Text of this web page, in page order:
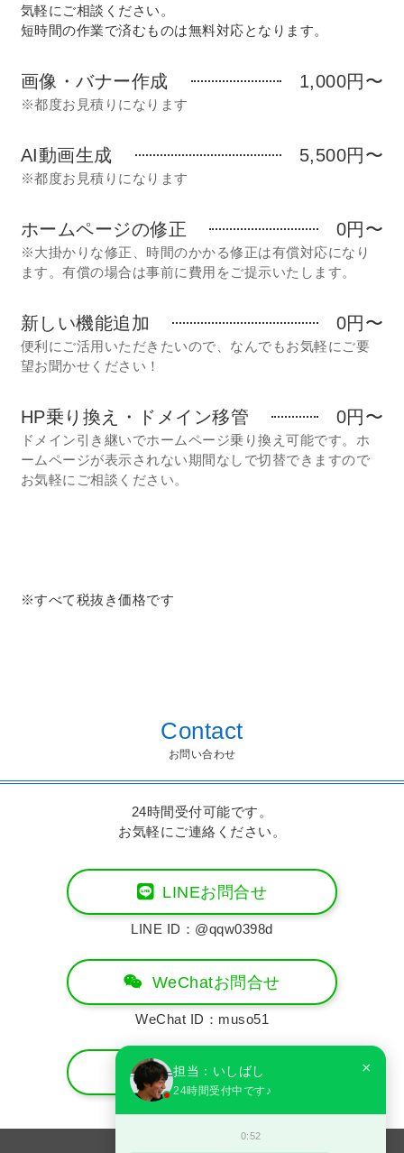
気軽にご相談ください。
短時間の作業で済むものは無料対応となります。
画像・バナー作成 1,000円〜
※都度お見積りになります
AI動画生成 5,500円〜
※都度お見積りになります
ホームページの修正 0円〜
※大掛かりな修正、時間のかかる修正は有償対応になり
ます。有償の場合は事前に費用をご提示いたします。
新しい機能追加 0円〜
便利にご活用いただきたいので、なんでもお気軽にご要
望お聞かせください！
HP乗り換え・ドメイン移管 0円〜
ドメイン引き継いでホームページ乗り換え可能です。ホ
ームページが表示されない期間なしで切替できますので
お気軽にご相談ください。
※すべて税抜き価格です
Contact
お問い合わせ
24時間受付可能です。
お気軽にご連絡ください。
LINEお問合せ
LINE ID：@qqw0398d
WeChatお問合せ
WeChat ID：muso51
メールお問合せ
担当：いしばし
24時間受付中です♪
×
0:52